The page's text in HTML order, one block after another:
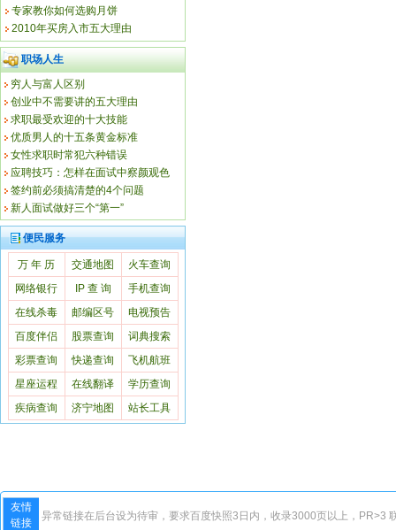
专家教你如何选购月饼
2010年买房入市五大理由
职场人生
穷人与富人区别
创业中不需要讲的五大理由
求职最受欢迎的十大技能
优质男人的十五条黄金标准
女性求职时常犯六种错误
应聘技巧：怎样在面试中察颜观色
签约前必须搞清楚的4个问题
新人面试做好三个“第一”
便民服务
万 年 历 交通地图
火车查询
网络银行
IP 查 询
手机查询
在线杀毒
邮编区号
电视预告
百度伴侣
股票查询
词典搜索
彩票查询
快递查询
飞机航班
星座运程
在线翻译
学历查询
疾病查询
济宁地图 站长工具
友情
链接
异常链接在后台设为待审，要求百度快照3日内，收录3000页以上，PR>3